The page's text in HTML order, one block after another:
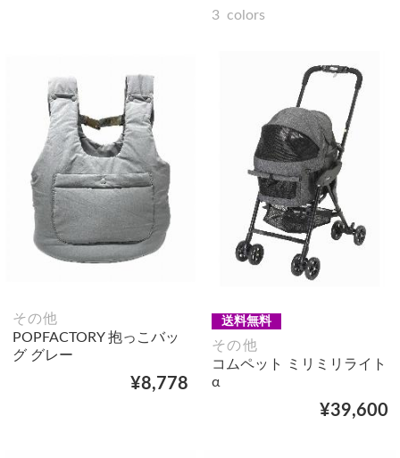
3 colors
その他
POPFACTORY 抱っこバッ
グ グレー
¥8,778
送料無料
その他
コムペット ミリミリライト
α
¥39,600